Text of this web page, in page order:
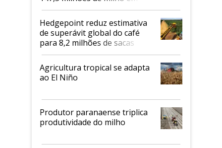
2026/27
Hedgepoint reduz estimativa
de superávit global do café
para 8,2 milhões de sacas
Agricultura tropical se adapta
ao El Niño
Produtor paranaense triplica
produtividade do milho